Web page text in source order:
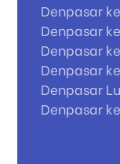
Denpasar
Denpasar
Denpasar
Denpasar
Denpasar
Denpasar